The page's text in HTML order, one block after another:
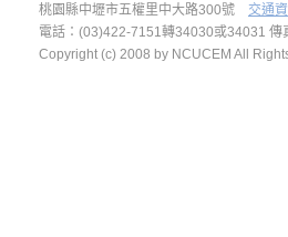
桃園縣中壢市五權里中大路300號 交通
電話：(03)422-7151轉34030或34031 傳
Copyright (c) 2008 by NCUCEM All